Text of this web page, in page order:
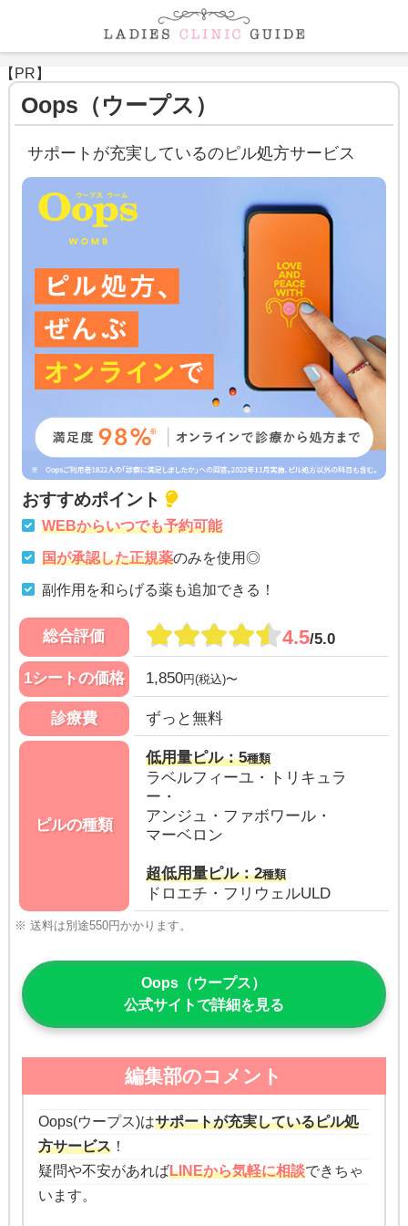
【PR】
Oops（ウープス）
サポートが充実しているのピル処方サービス
おすすめポイント
WEBからいつでも予約可能
国が承認した正規薬のみを使用◎
副作用を和らげる薬も追加できる！
※ 送料は別途550円かかります。
総合評価 4.5/5.0
1シートの価格 1,850円(税込)〜
診療費 ずっと無料
ピルの種類
低用量ピル：5種類
ラベルフィーユ・トリキュラ
ー・
アンジュ・ファボワール・
マーベロン
超低用量ピル：2種類
ドロエチ・フリウェルULD
Oops（ウープス）
公式サイトで詳細を見る
編集部のコメント
Oops(ウープス)はサポートが充実しているピル処
方サービス ！
疑問や不安があればLINEから気軽に相談できちゃ
います。